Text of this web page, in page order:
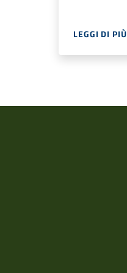
LEGGI DI PIÙ